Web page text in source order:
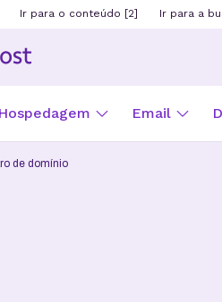
Ir para o conteúdo [2] Ir para a
Hospedagem Email
de domínio